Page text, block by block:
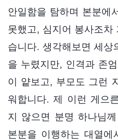
안일함을 탐하며 본분에
못했고, 심지어 봉사조차
습니다. 생각해보면 세상
을 누렸지만, 인격과 존
이 얕보고, 부모도 그런
워합니다. 제 이런 게으
지 않으면 분명 하나님
본분을 이행하는 대열에